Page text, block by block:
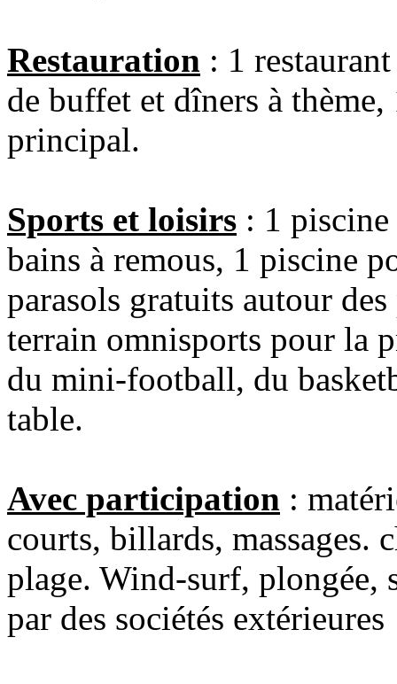
Restauration : 1
de buffet et dîners à
principal.
Sports et loisirs : 1
bains à remous, 1 piscine
parasols gratuits autour
terrain omnisports pour la
du mini-football, du
table.
Avec participation :
courts, billards, massages.
plage. Wind-surf, plongée,
par des sociétés extérieures